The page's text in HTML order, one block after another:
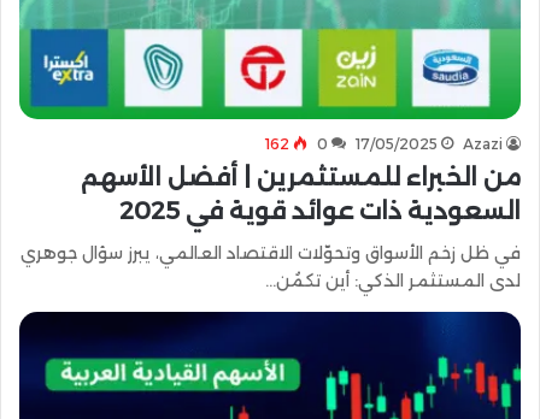
Azazi
17/05/2025
0
162
من الخبراء للمستثمرين | أفضل الأسهم
السعودية ذات عوائد قوية في 2025
في ظل زخم الأسواق وتحوّلات الاقتصاد العالمي، يبرز سؤال جوهري
لدى المستثمر الذكي: أين تكمُن…